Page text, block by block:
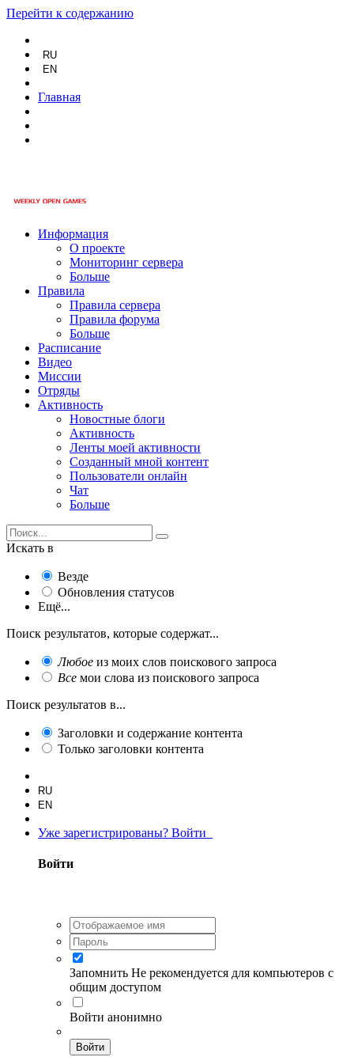
Перейти к содержанию
RU
EN
Главная
Информация
О проекте
Мониторинг сервера
Больше
Правила
Правила сервера
Правила форума
Больше
Расписание
Видео
Миссии
Отряды
Активность
Новостные блоги
Активность
Ленты моей активности
Созданный мной контент
Пользователи онлайн
Чат
Больше
Искать в
Везде
Обновления статусов
Ещё...
Поиск результатов, которые содержат...
Любое из моих слов поискового запроса
Все мои слова из поискового запроса
Поиск результатов в...
Заголовки и содержание контента
Только заголовки контента
RU
EN
Уже зарегистрированы? Войти
Войти
Запомнить Не рекомендуется для компьютеров с
общим доступом
Войти анонимно
Войти